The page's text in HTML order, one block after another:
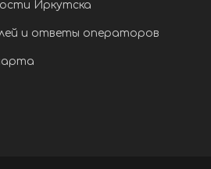
Иркутска
и ответы операторов